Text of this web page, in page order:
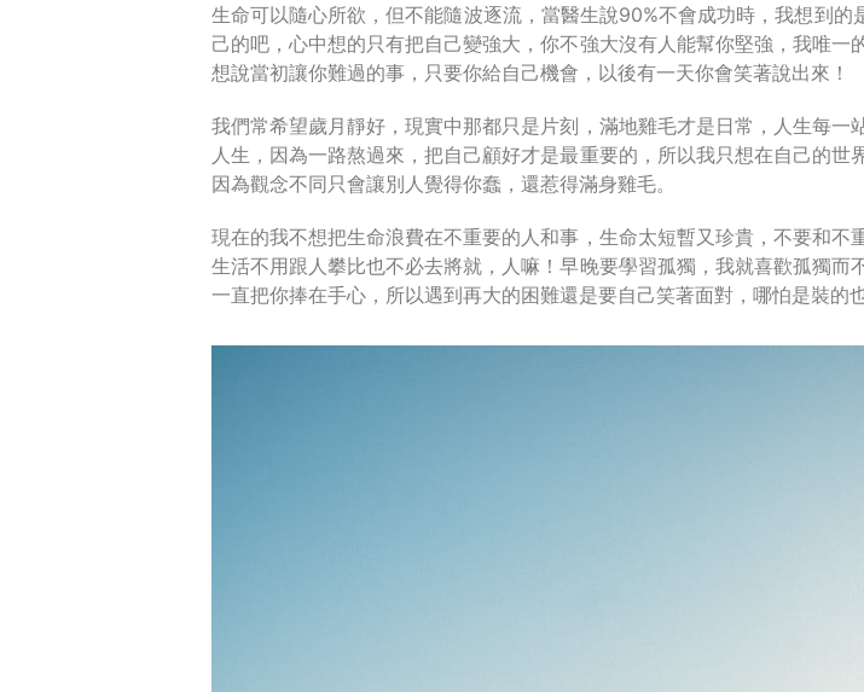
生命可以隨心所欲，但不能隨波逐流，當醫生說90%不會成功時，我想到
己的吧，心中想的只有把自己變強大，你不強大沒有人能幫你堅強，我唯
想說當初讓你難過的事，只要你給自己機會，以後有一天你會笑著說出來！
我們常希望歲月靜好，現實中那都只是片刻，滿地雞毛才是日常，人生每
人生，因為一路熬過來，把自己顧好才是最重要的，所以我只想在自己的
因為觀念不同只會讓別人覺得你蠢，還惹得滿身雞毛。
現在的我不想把生命浪費在不重要的人和事，生命太短暫又珍貴，不要和不
生活不用跟人攀比也不必去將就，人嘛！早晚要學習孤獨，我就喜歡孤獨
一直把你捧在手心，所以遇到再大的困難還是要自己笑著面對，哪怕是裝的